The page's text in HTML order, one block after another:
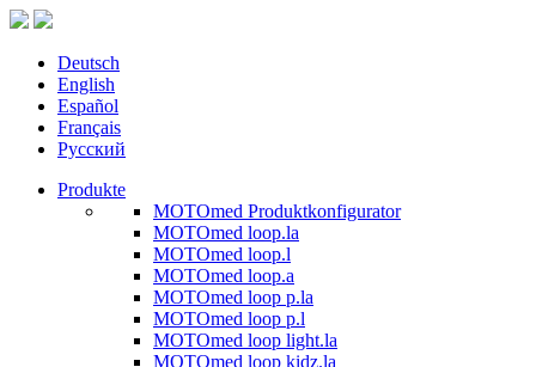
Deutsch
English
Español
Français
Русский
Produkte
MOTOmed Produktkonfigurator
MOTOmed loop.la
MOTOmed loop.l
MOTOmed loop.a
MOTOmed loop p.la
MOTOmed loop p.l
MOTOmed loop light.la
MOTOmed loop kidz.la